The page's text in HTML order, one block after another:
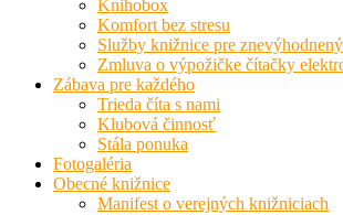
Knihobox
Komfort bez stresu
Služby knižnice pre
Zmluva o výpožičke čítačky
Zábava pre každého
Trieda číta s nami
Klubová činnosť
Stála ponuka
Fotogaléria
Obecné knižnice
Manifest o verejných knižniciach